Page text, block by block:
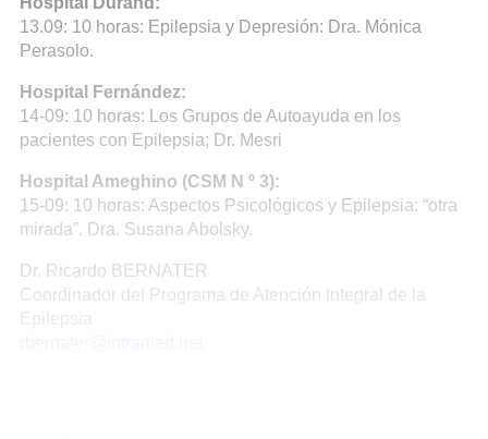
13.09: 10 horas: Epilepsia y Depresión: Dra. Mónica
Perasolo.
Hospital Fernández:
14-09: 10 horas: Los Grupos de Autoayuda en los
pacientes con Epilepsia; Dr. Mesri
Hospital Ameghino (CSM N º 3):
15-09: 10 horas: Aspectos Psicológicos y Epilepsia: “otra
mirada”. Dra. Susana Abolsky.
Dr. Ricardo BERNATER
Coordinador del Programa de Atención Integral de la